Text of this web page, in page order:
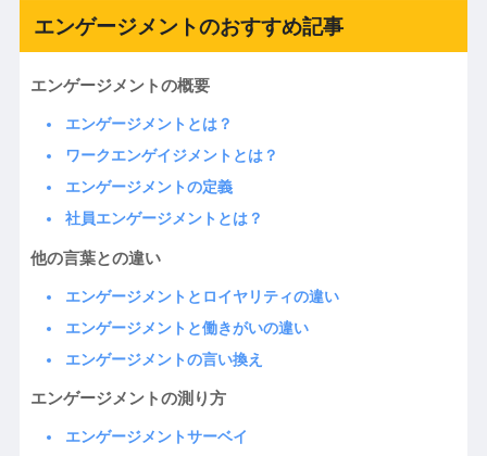
エンゲージメントのおすすめ記事
エンゲージメントの概要
エンゲージメントとは？
ワークエンゲイジメントとは？
エンゲージメントの定義
社員エンゲージメントとは？
他の言葉との違い
エンゲージメントとロイヤリティの違い
エンゲージメントと働きがいの違い
エンゲージメントの言い換え
エンゲージメントの測り方
エンゲージメントサーベイ